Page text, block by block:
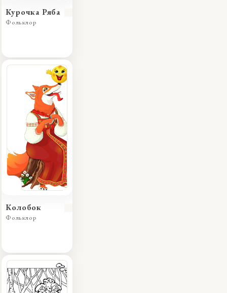
Курочка Ряба
Фольклор
Колобок
Фольклор